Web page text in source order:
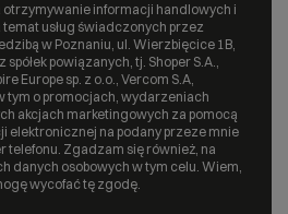
informacji handlowych i
usług świadczonych przez
w Poznaniu, ul. Wierzbięcice 1B,
powiązanych, tj. Shoper S.A.,
Europe sp. z o.o., Vercom S.A,
tym o promocjach, wydarzeniach
akcjach marketingowych za pomocą
elektronicznej na podany przeze mnie
telefonu. Zgadzam się również, na
danych osobowych w tym celu. Wiem,
wycofać tę zgodę.